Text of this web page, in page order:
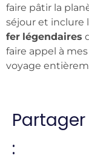
faire pâtir la
séjour et inclure
fer légendaires
faire appel à mes
voyage
: